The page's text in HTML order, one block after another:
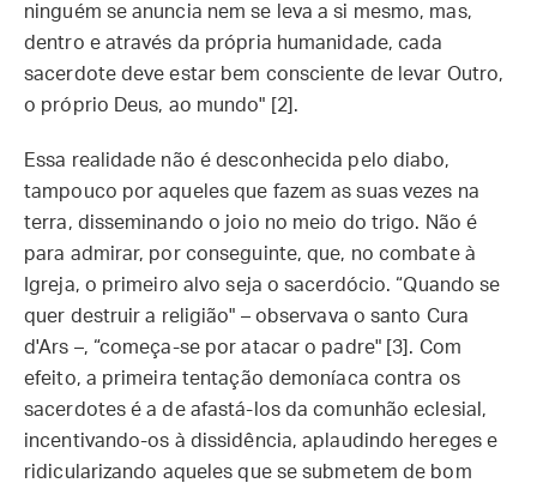
ninguém se anuncia nem se leva a si mesmo, mas,
dentro e através da própria humanidade, cada
sacerdote deve estar bem consciente de levar Outro,
o próprio Deus, ao mundo" [2].
Essa realidade não é desconhecida pelo diabo,
tampouco por aqueles que fazem as suas vezes na
terra, disseminando o joio no meio do trigo. Não é
para admirar, por conseguinte, que, no combate à
Igreja, o primeiro alvo seja o sacerdócio. “Quando se
quer destruir a religião" – observava o santo Cura
d'Ars –, “começa-se por atacar o padre" [3]. Com
efeito, a primeira tentação demoníaca contra os
sacerdotes é a de afastá-los da comunhão eclesial,
incentivando-os à dissidência, aplaudindo hereges e
ridicularizando aqueles que se submetem de bom